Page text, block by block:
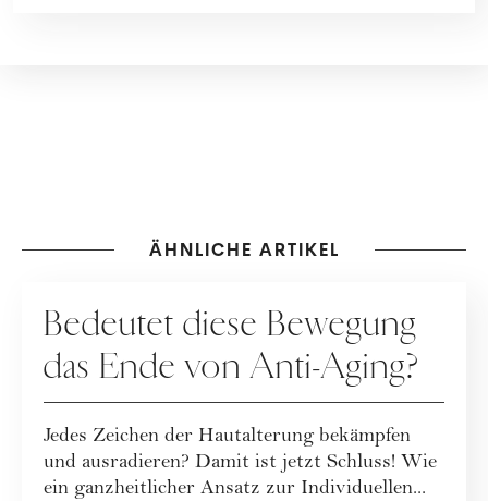
ÄHNLICHE ARTIKEL
Bedeutet diese Bewegung
das Ende von Anti-Aging?
Jedes Zeichen der Hautalterung bekämpfen
und ausradieren? Damit ist jetzt Schluss! Wie
ein ganzheitlicher Ansatz zur Individuellen...